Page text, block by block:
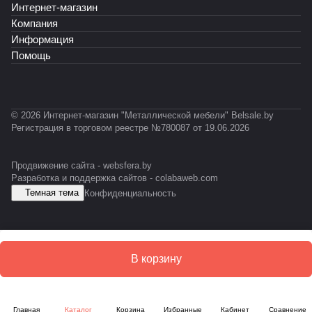
-
P
R
O
F
К
Ф
Т
0
1
2
Т
0
1
1
А
-
E
S
В корзину
Главная Каталог Корзина Избранные Кабинет Сравнение
Интернет-магазин
Компания
Информация
Помощь
© 2026 Интернет-магазин "Металлической мебели" Belsale.by
Регистрация в торговом реестре №780087 от 19.06.2026
Продвижение сайта - websfera.by
Разработка и поддержка сайтов - colabaweb.com
Темная тема
Конфиденциальность